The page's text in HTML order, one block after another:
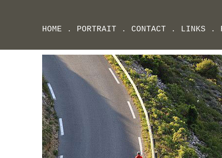
HOME . PORTRAIT . CONTACT . LINKS .